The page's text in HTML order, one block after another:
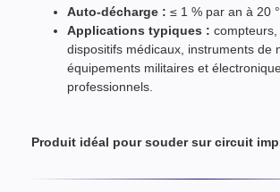
Auto-décharge : ≤ 1 % par an à 20
Applications typiques : compteurs,
dispositifs médicaux, instruments de
équipements militaires et
professionnels.
Produit idéal pour souder sur circuit